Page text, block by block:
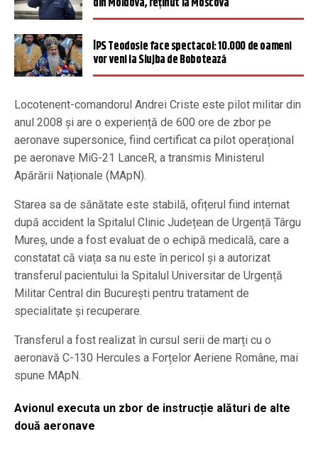
ÎPS Teodosie face spectacol: 10.000 de oameni
vor veni la Slujba de Bobotează
Locotenent-comandorul Andrei Criste este pilot militar din
anul 2008 și are o experiență de 600 ore de zbor pe
aeronave supersonice, fiind certificat ca pilot operațional
pe aeronave MiG-21 LanceR, a transmis Ministerul
Apărării Naționale (MApN).
Starea sa de sănătate este stabilă, ofițerul fiind internat
după accident la Spitalul Clinic Județean de Urgență Târgu
Mureș, unde a fost evaluat de o echipă medicală, care a
constatat că viața sa nu este în pericol și a autorizat
transferul pacientului la Spitalul Universitar de Urgență
Militar Central din București pentru tratament de
specialitate și recuperare.
Transferul a fost realizat în cursul serii de marți cu o
aeronavă C-130 Hercules a Forțelor Aeriene Române, mai
spune MApN.
Avionul executa un zbor de instrucție alături de alte
două aeronave